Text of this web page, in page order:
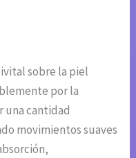
sobre la piel
por la
una cantidad
movimientos suaves